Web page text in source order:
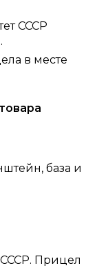
СССР
в месте
база и
Прицел